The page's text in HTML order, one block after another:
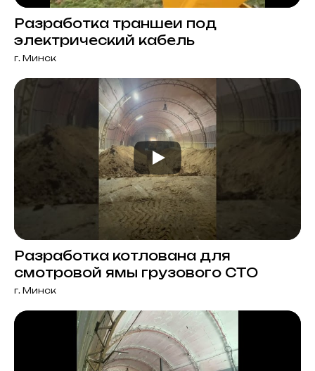
Разработка траншеи под
электрический кабель
г. Минск
Разработка котлована для
смотровой ямы грузового СТО
г. Минск